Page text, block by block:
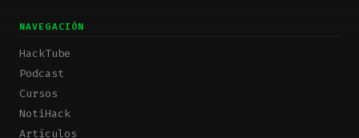
NAVEGACIÓN
HackTube
Podcast
Cursos
NotiHack
Artículos